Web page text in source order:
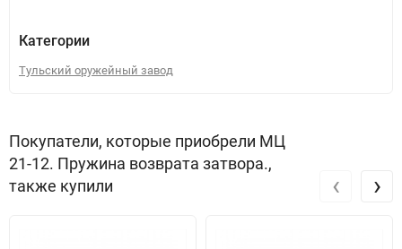
Категории
Тульский оружейный завод
Покупатели, которые приобрели МЦ
21-12. Пружина возврата затвора.,
также купили
‹ ›